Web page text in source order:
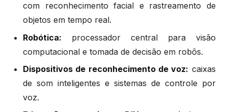
com reconhecimento facial e rastreamento de
objetos em tempo real.
Robótica: processador central para visão
computacional e tomada de decisão em robôs.
Dispositivos de reconhecimento de voz: caixas
de som inteligentes e sistemas de controle por
voz.